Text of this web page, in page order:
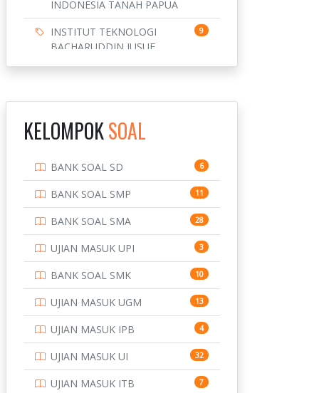
INDONESIA TANAH PAPUA
INSTITUT TEKNOLOGI
BACHARUDDIN JUSUF
9
BANDUNG
INSTITUT TEKNOLOGI
INSTITUT TEKNOLOGI
SEPULUH NOVEMBER
10
INSTITUT TEKNOLOGI
SUMATERA
9
IPDN / STPDN 148
PENDIDIKAN 943
PERBANKAN 3
POLRI 169
POLTEK SSN 7
4
KELOMPOKSOAL
BANK SOAL SD 6
BANK SOAL SMP 11
BANK SOAL SMA 28
UJIAN MASUK UPI 3
BANK SOAL SMK 10
UJIAN MASUK UGM 13
UJIAN MASUK IPB 4
UJIAN MASUK UI 32
UJIAN MASUK ITB 7